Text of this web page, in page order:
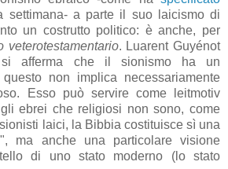
settimana- a parte il suo laicismo di
un costrutto politico: è anche, per
veterotestamentario. Luarent Guyénot
afferma che il sionismo ha un
non implica necessariamente
Esso può servire come leitmotiv
ebrei che religiosi non sono, come
laici, la Bibbia costituisce sì una
ma anche una particolare visione
di uno stato moderno (lo stato